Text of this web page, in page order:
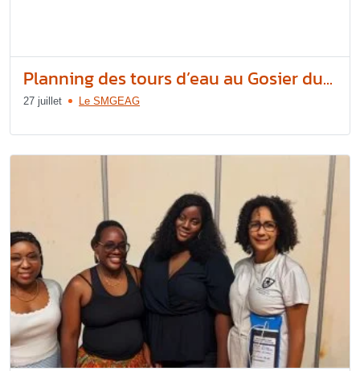
Planning des tours d’eau au Gosier du...
27 juillet Le SMGEAG